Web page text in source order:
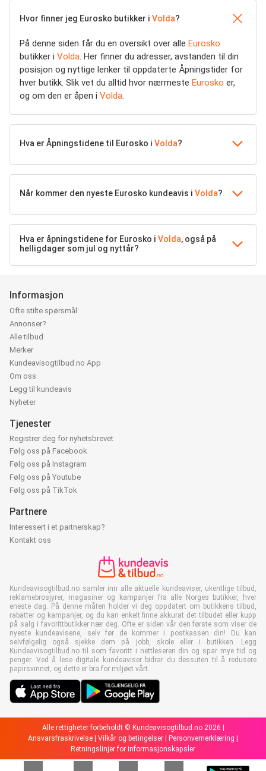
Hvor finner jeg Eurosko butikker i Volda?
På denne siden får du en oversikt over alle Eurosko
butikker i Volda. Her finner du adresser, avstanden til din
posisjon og nyttige lenker til oppdaterte Åpningstider for
hver butikk. Slik vet du alltid hvor nærmeste Eurosko er,
og om den er åpen i Volda.
Hva er Åpningstidene til Eurosko i Volda?
Når kommer den nyeste Eurosko kundeavis i Volda?
Hva er åpningstidene for Eurosko i Volda, også på
helligdager som jul og nyttår?
Informasjon
Ofte stilte spørsmål
Annonser?
Alle tilbud
Merker
Kundeavisogtilbud.no App
Om oss
Legg til kundeavis
Nyheter
Tjenester
Registrer deg for nyhetsbrevet
Følg oss på Facebook
Følg oss på Instagram
Følg oss på Youtube
Følg oss på TikTok
Partnere
Interessert i et partnerskap?
Kontakt oss
Kundeavisogtilbud.no samler inn alle aktuelle kundeaviser, ukentlige tilbud,
reklamebrosjyrer, magasiner og kampanjer fra alle Norges butikker, hver
eneste dag. På denne måten holder vi deg oppdatert om butikkens tilbud,
rabatter og kampanjer, og du kan enkelt finne akkurat det tilbudet eller kupp
på salg i favorittbutikker nær deg. Ofte er siden vår den første som viser de
nyeste kundeavisene, selv før de kommer i postkassen din! Du kan
selvfølgelig også sjekke dem på jobb, skole eller i butikken. Legg
Kundeavisogtilbud.no til som favoritt i nettleseren din og spar mye tid og
penger. Ved å lese digitale kundeaviser bidrar du dessuten til å redusere
papirsvinnet, og dette er bra for miljøet vårt.
Alle rettigheter forbeholdt © Kundeavisogtilbud.no 2026 |
Ansvarsfraskrivelse
Vilkår og betingelser Personvernerklæring
Retningslinjer for informasjonskapsler